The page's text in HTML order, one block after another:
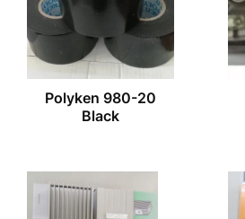
Polyken 980-20
Black